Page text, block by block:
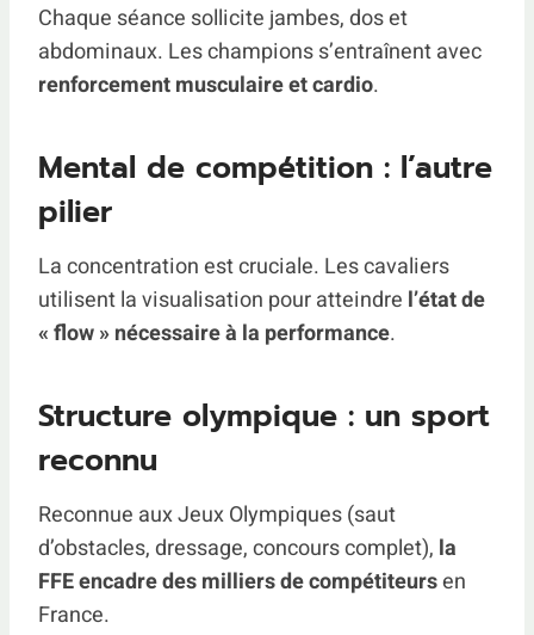
Chaque séance sollicite jambes, dos et
abdominaux. Les champions s’entraînent avec
renforcement musculaire et cardio.
Mental de compétition : l’autre
pilier
La concentration est cruciale. Les cavaliers
utilisent la visualisation pour atteindre l’état de
« flow » nécessaire à la performance.
Structure olympique : un sport
reconnu
Reconnue aux Jeux Olympiques (saut
d’obstacles, dressage, concours complet), la
FFE encadre des milliers de compétiteursen
France.